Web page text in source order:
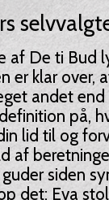
af De ti Bud
er klar over,
andet end
på,
lid til og
af
siden
det: Eva